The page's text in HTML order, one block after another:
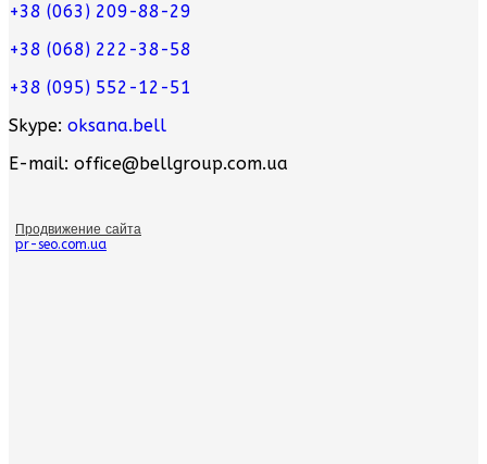
+38 (063) 209-88-29
+38 (068) 222-38-58
+38 (095) 552-12-51
Skype: oksana.bell
E-mail: office@bellgroup.com.ua
Продвижение сайта
pr-seo.com.ua